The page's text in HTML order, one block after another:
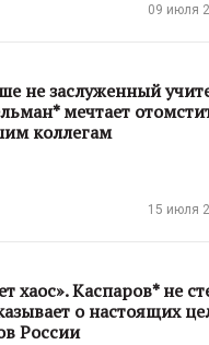
09 июля
не заслуженный
мечтает
коллегам
15 июля
хаос». Каспаров* не
о настоящих
России